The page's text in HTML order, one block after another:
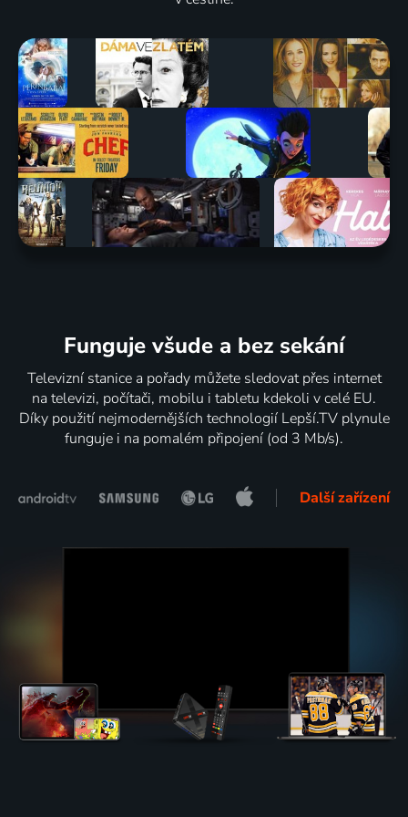
Není
houba
jako
houba
1996 | Česká republika | Pohádka, Komedie
Alfons
Karásek v
lázních
1971 | Československo | Komedie, Hudební
Jedna ruka
2003 | Česká republika | Komedie
Banánové
rybičky
1999-2007 | Talk Show
Funguje všude a bez sekání
Televizní stanice a pořady můžete sledovat přes internet
na televizi, počítači, mobilu i tabletu kdekoli v celé EU.
Díky použití nejmodernějších technologií Lepší.TV plynule
funguje i na pomalém připojení (od 3 Mb/s).
Další zařízení